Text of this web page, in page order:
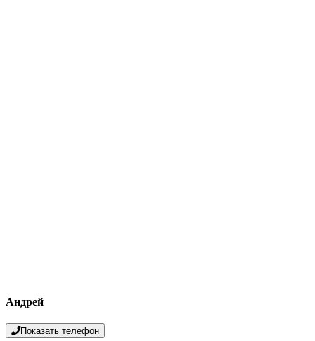
Андрей
Показать телефон